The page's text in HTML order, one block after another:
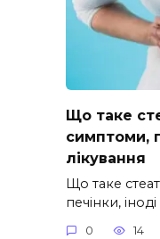
Що таке
симптоми,
лікування
Що таке
печінки,
0 14